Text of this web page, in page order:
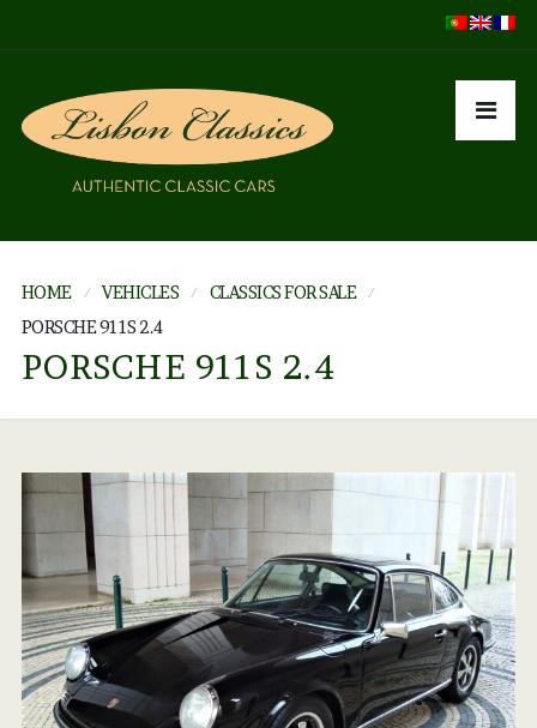
HOME VEHICLES
CLASSICS FOR SALE
PORSCHE 911S 2.4
PORSCHE 911S 2.4